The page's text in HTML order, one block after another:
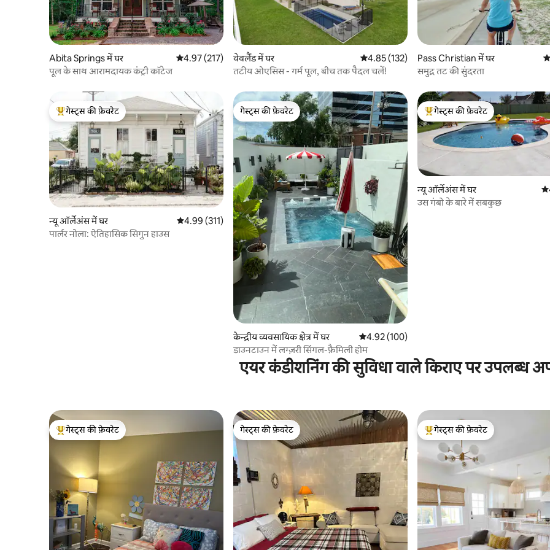
Abita Springs में घर औसत रेटिंग 5 में से 4.97, 217 समीक्षाएँ
4.97 (217)
पूल के साथ आरामदायक कंट्री कॉटेज
वेवलैंड में घर औसत रेटिंग 5 में से 4.85, 132 समीक्षाएँ
4.85 (132)
तटीय ओएसिस - गर्म पूल, बीच तक पैदल चलें!
Pass Christian में घर
समुद्र तट की सुंदरता
गेस्ट्स का टॉप फ़ेवरेट
गेस्ट्स की फ़ेवरेट
न्यू ऑर्लेअंस में घर औसत रेटिंग 5 में से 4.99, 311 समीक्षाएँ
4.99 (311)
पार्लर नोला: ऐतिहासिक सिगुन हाउस
गेस्ट्स की फ़ेवरेट
गेस्ट्स की फ़ेवरेट
केन्द्रीय व्यवसायिक क्षेत्र में घर औसत रेटिंग 5 में से 4.92, 100 समीक्षाएँ
4.92 (100)
डाउनटाउन में लग्ज़री सिंगल-फ़ैमिली होम
गेस्ट्स का टॉप फ़ेवरेट
गेस्ट्स की फ़ेवरेट
न्यू ऑर्लेअंस में घर
उस गंबो के बारे में सबकुछ
एयर कंडीशनिंग की सुविधा वाले किराए पर उपलब्ध
गेस्ट्स का टॉप फ़ेवरेट
गेस्ट्स की फ़ेवरेट
गेस्ट्स की फ़ेवरेट
गेस्ट्स की फ़ेवरेट
गेस्ट्स का टॉप फ़ेवरेट
गेस्ट्स की फ़ेवरेट